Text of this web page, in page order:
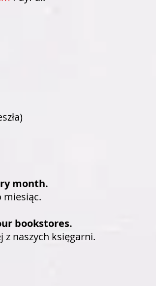
month.
miesiąc.
bookstores.
z naszych księgarni.